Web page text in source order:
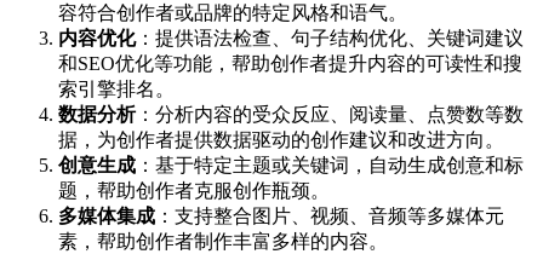
容符合创作者或品牌的特定风格和语气。
内容优化：提供语法检查、句子结构优化、关键词建议
和SEO优化等功能，帮助创作者提升内容的可读性和搜
索引擎排名。
数据分析：分析内容的受众反应、阅读量、点赞数等数
据，为创作者提供数据驱动的创作建议和改进方向。
创意生成 ：基于特定主题或关键词，自动生成创意和标
题，帮助创作者克服创作瓶颈。
多媒体集成 ：支持整合图片、视频、音频等多媒体元
素，帮助创作者制作丰富多样的内容。